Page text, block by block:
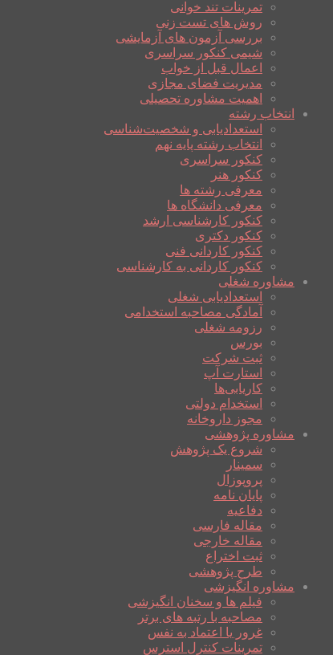
تمرینات تند خوانی
روش های تست زنی
بررسی آزمون های آزمایشی
شیمی کنکور سراسری
اعمال قبل از خواب
مدیریت فضای مجازی
اهمیت مشاوره تحصیلی
انتخاب رشته
استعدادیابی و شخصیت‌شناسی
انتخاب رشته پایه نهم
کنکور سراسری
کنکور هنر
معرفی رشته ها
معرفی دانشگاه ها
کنکور کارشناسی ارشد
کنکور دکتری
کنکور کاردانی فنی
کنکور کاردانی به کارشناسی
مشاوره شغلی
استعدادیابی شغلی
آمادگی مصاحبه استخدامی
رزومه شغلی
بورس
ثبت شرکت
استارت آپ
کاریابی‌ها
استخدام دولتی
مجوز داروخانه
مشاوره پژوهشی
شروع یک پژوهش
سمینار
پروپوزال
پایان نامه
دفاعیه
مقاله فارسی
مقاله خارجی
ثبت اختراع
طرح پژوهشی
مشاوره انگیزشی
فیلم ها و سخنان انگیزشی
مصاحبه با رتبه های برتر
غرور یا اعتماد به نفس
تمرینات کنترل استرس